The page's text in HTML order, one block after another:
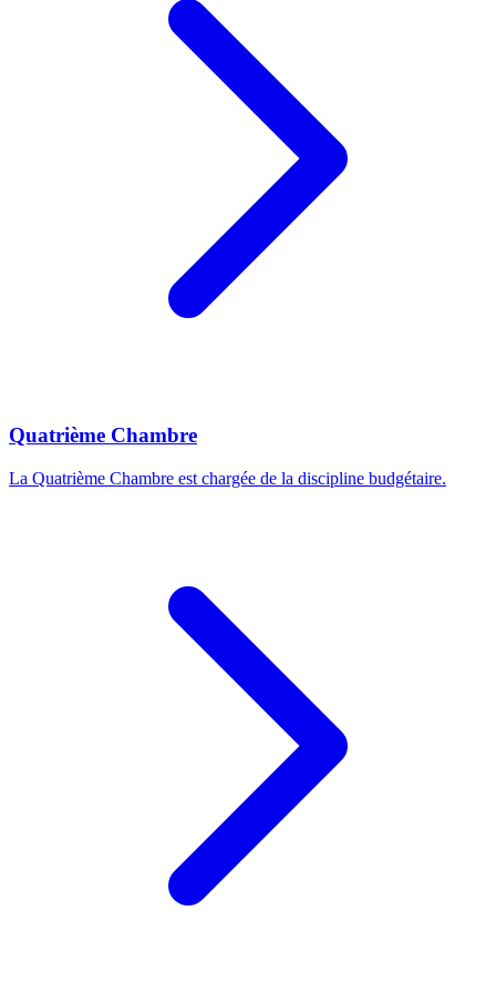
Quatrième Chambre
La Quatrième Chambre est chargée de la discipline budgétaire.